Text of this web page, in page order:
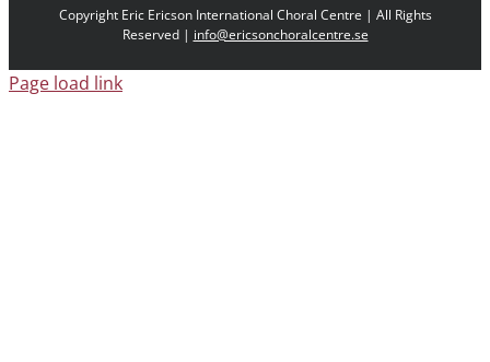
Copyright Eric Ericson International Choral Centre | All Rights
Reserved | info@ericsonchoralcentre.se
Page load link